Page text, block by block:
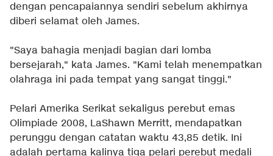
dengan pencapaiannya sendiri sebelum akhirnya
diberi selamat oleh James.
"Saya bahagia menjadi bagian dari lomba
bersejarah," kata James. "Kami telah menempatkan
olahraga ini pada tempat yang sangat tinggi."
Pelari Amerika Serikat sekaligus perebut emas
Olimpiade 2008, LaShawn Merritt, mendapatkan
perunggu dengan catatan waktu 43,85 detik. Ini
adalah pertama kalinya tiga pelari perebut medali